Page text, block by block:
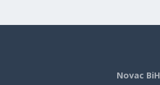
Novac BiH